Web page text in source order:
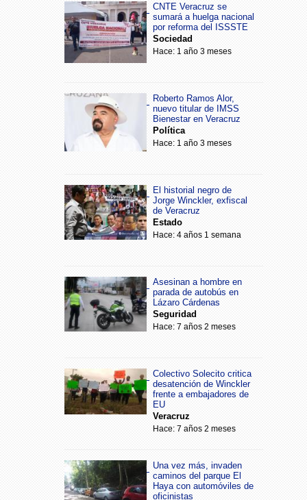
CNTE Veracruz se
sumará a huelga nacional
por reforma del ISSSTE
Sociedad
Hace: 1 año 3 meses
Roberto Ramos Alor,
nuevo titular de IMSS
Bienestar en Veracruz
Política
Hace: 1 año 3 meses
El historial negro de
Jorge Winckler, exfiscal
de Veracruz
Estado
Hace: 4 años 1 semana
Asesinan a hombre en
parada de autobús en
Lázaro Cárdenas
Seguridad
Hace: 7 años 2 meses
Colectivo Solecito critica
desatención de Winckler
frente a embajadores de
EU
Veracruz
Hace: 7 años 2 meses
Una vez más, invaden
caminos del parque El
Haya con automóviles de
oficinistas